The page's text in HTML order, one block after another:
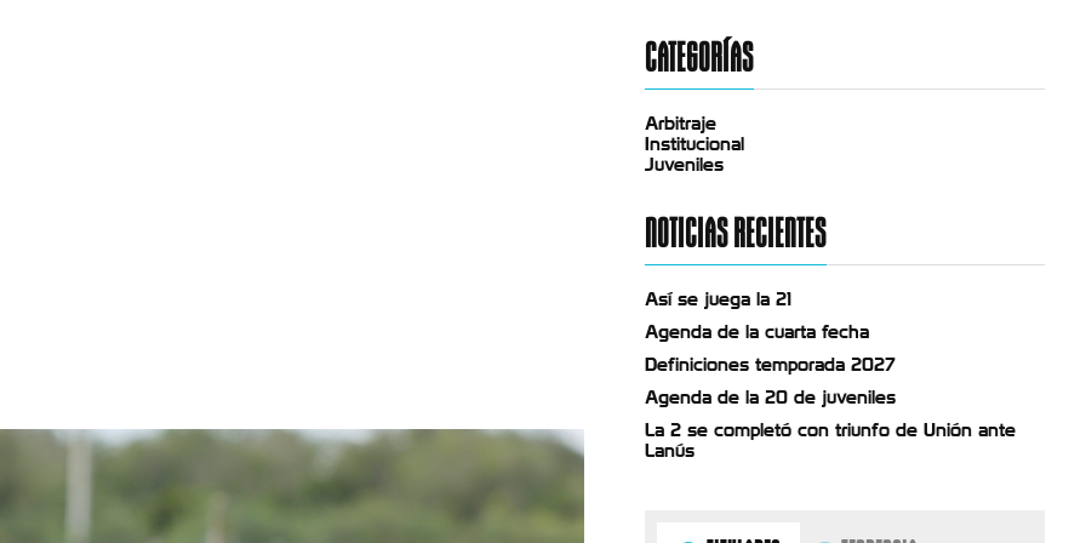
CATEGORÍAS
Arbitraje
Institucional
Juveniles
NOTICIAS RECIENTES
Así se juega la 21
Agenda de la cuarta fecha
Definiciones temporada 2027
Agenda de la 20 de juveniles
La 2 se completó con triunfo de Unión ante
Lanús